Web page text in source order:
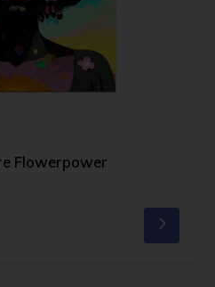
Flowerpower